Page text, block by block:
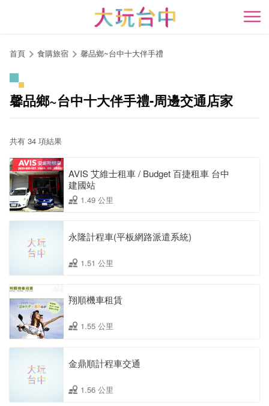
開
首頁 食購旅宿 馨品鄉~台中十大伴手禮
馨品鄉~台中十大伴手禮-周邊交通店家
共有 34 項結果
AVIS 艾維士租車 / Budget 百捷租車 台中
建國站
1.49 公里
永隆計程車(平板網路派遣系統)
1.51 公里
翔順機車租賃
1.55 公里
金鼎順計程車交通
1.56 公里